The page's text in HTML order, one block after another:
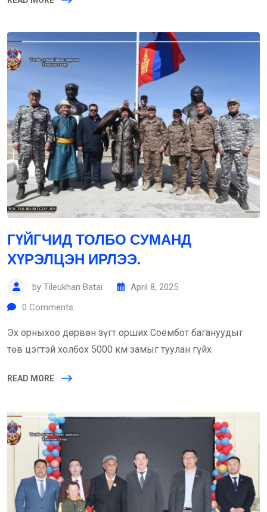
ГҮЙГЧИД ТОЛБО СУМАНД
ХҮРЭЛЦЭН ИРЛЭЭ.
by Tileukhan Batai
April 8, 2025
0 Comments
Эх орныхоо дөрвөн зүгт орших Соёмбот багануудыг
төв цэгтэй холбох 5000 км замыг туулан гүйх
READ MORE